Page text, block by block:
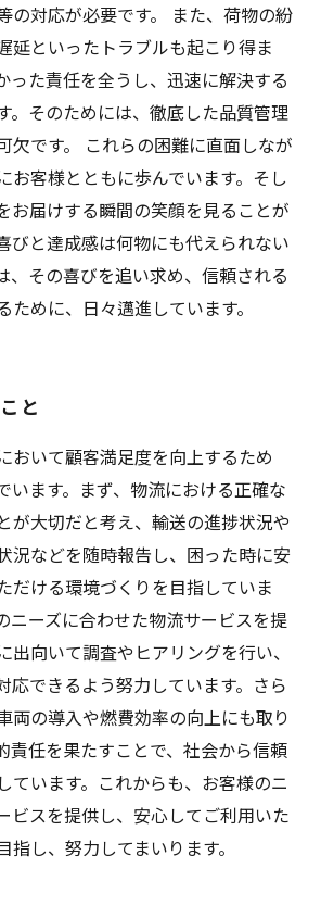
の対応が必要です。 また、荷物の紛
延といったトラブルも起こり得ま
った責任を全うし、迅速に解決する
。そのためには、徹底した品質管理
欠です。 これらの困難に直面しなが
お客様とともに歩んでいます。そし
お届けする瞬間の笑顔を見ることが
びと達成感は何物にも代えられない
、その喜びを追い求め、信頼される
ために、日々邁進しています。
と
おいて顧客満足度を向上するため
います。まず、物流における正確な
が大切だと考え、輸送の進捗状況や
況などを随時報告し、困った時に安
だける環境づくりを目指していま
ニーズに合わせた物流サービスを提
出向いて調査やヒアリングを行い、
応できるよう努力しています。さら
両の導入や燃費効率の向上にも取り
責任を果たすことで、社会から信頼
ています。これからも、お客様のニ
ビスを提供し、安心してご利用いた
指し、努力してまいります。